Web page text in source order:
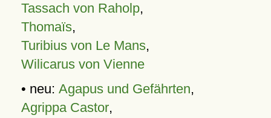
Tassach von Raholp,
Thomaïs,
Turibius von Le Mans,
Wilicarus von Vienne
• neu: Agapus und Gefährten,
Agrippa Castor,